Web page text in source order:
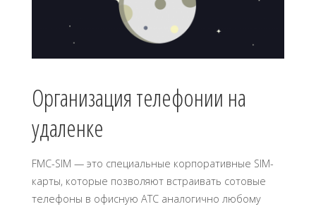
Организация телефонии на
удаленке
FMC-SIM — это специальные корпоративные SIM-
карты, которые позволяют встраивать сотовые
телефоны в офисную АТС аналогично любому